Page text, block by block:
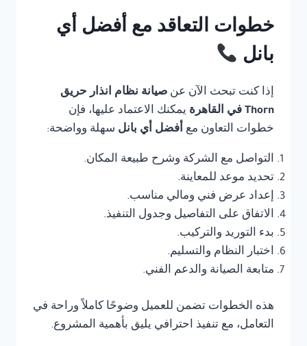
خطوات التعاقد مع أفضل أي
بانل
إذا كنت تبحث الآن عن صيانة نظام انذار حريق
Thorn في القاهرة
يمكنك الاعتماد عليها، فإن
خطوات التعاون مع أفضل أي بانل سهلة وواضحة:
التواصل مع الشركة وشرح طبيعة المكان.
تحديد موعد للمعاينة.
إعداد عرض فني ومالي مناسب.
الاتفاق على التفاصيل وجدول التنفيذ.
بدء التوريد والتركيب.
اختبار النظام والتسليم.
متابعة الصيانة والدعم الفني.
هذه الخطوات تضمن للعميل وضوحًا كاملاً وراحة في
التعامل، مع تنفيذ احترافي يليق بأهمية المشروع.